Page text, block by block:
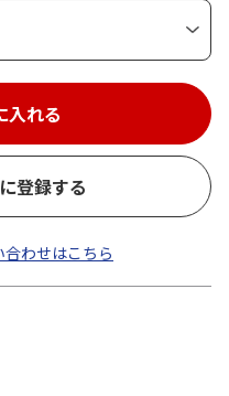
入れる
登録する
わせはこちら